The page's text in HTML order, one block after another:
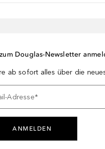
Douglas-Newsletter
ab sofort alles über die
Adresse*
ANMELDEN